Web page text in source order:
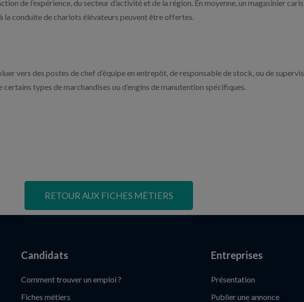
de l’expérience, du secteur d’activité et de la région. En moyenne, un magasinier
la conduite de chariots élévateurs peuvent être offertes.
vers des postes de chef d’équipe en entrepôt, de responsable de stock, ou de
types de marchandises ou d’engins de manutention spécifiques.
RETOUR AUX FICHES MÉTIERS
Candidats
Comment trouver un emploi ?
Fiches métiers
Entreprises
Présentation
Publier une annonce